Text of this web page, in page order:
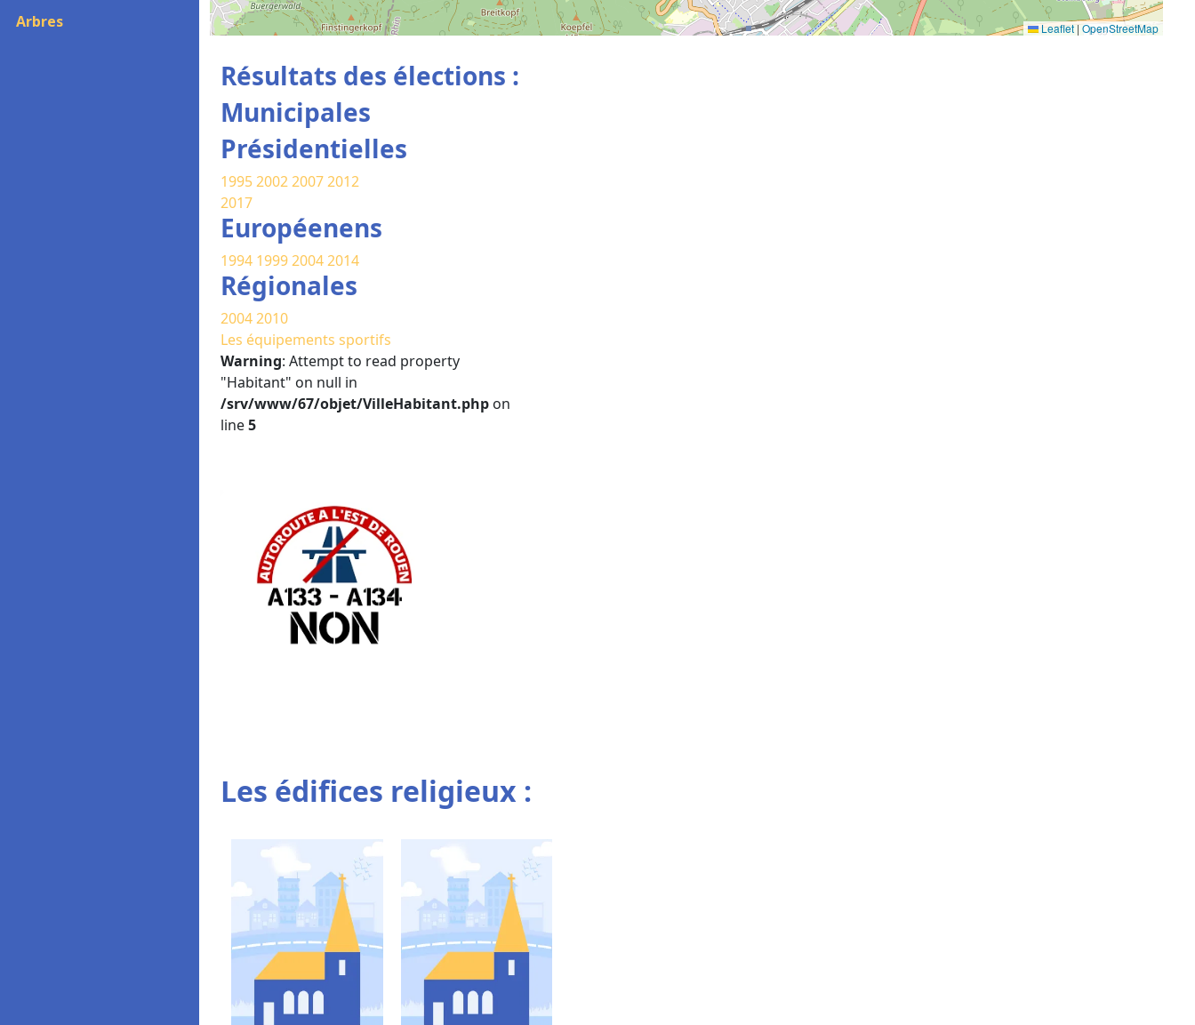
Arbres
Leaflet |OpenStreetMap
Résultats des élections :
Municipales
Présidentielles
1995200220072012
2017
Européenens
1994 199920042014
Régionales
20042010
Les équipements sportifs
Warning: Attempt to read property
"Habitant" on null in
/srv/www/67/objet/VilleHabitant.php on
line5
Les édifices religieux :